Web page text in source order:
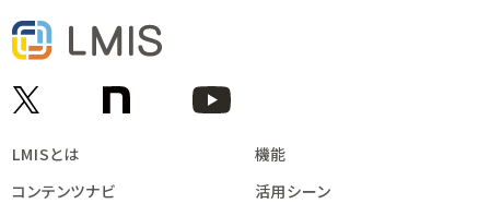
LMISとは
コンテンツナビ
機能
活用シーン